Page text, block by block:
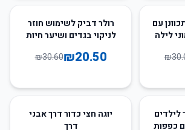
עם
₪
33
רולר דביק לשימוש חוזר
לניקוי בגדים ושיער חיות
₪20.50
₪30.60
לילדים
כפפות
40
יוגה חצי כדור דרך אבני
דרך